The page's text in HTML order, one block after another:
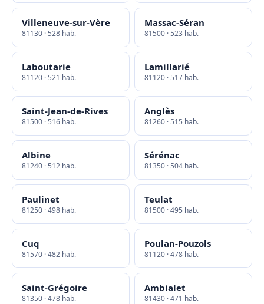
Villeneuve-sur-Vère
81130 · 528 hab.
Massac-Séran
81500 · 523 hab.
Laboutarie
81120 · 521 hab.
Lamillarié
81120 · 517 hab.
Saint-Jean-de-Rives
81500 · 516 hab.
Anglès
81260 · 515 hab.
Albine
81240 · 512 hab.
Sérénac
81350 · 504 hab.
Paulinet
81250 · 498 hab.
Teulat
81500 · 495 hab.
Cuq
81570 · 482 hab.
Poulan-Pouzols
81120 · 478 hab.
Saint-Grégoire
81350 · 478 hab.
Ambialet
81430 · 471 hab.